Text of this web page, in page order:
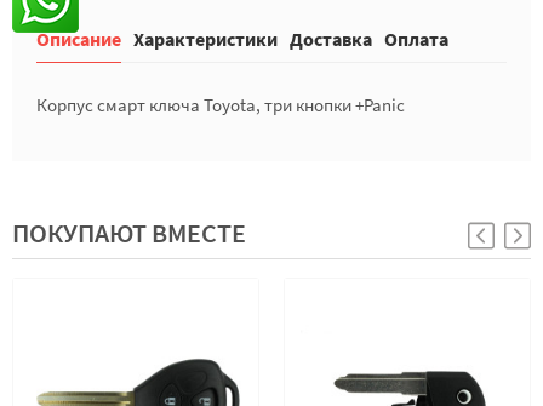
Описание Характеристики Доставка Оплата
Корпус смарт ключа Toyota, три кнопки +Panic
ПОКУПАЮТ ВМЕСТЕ